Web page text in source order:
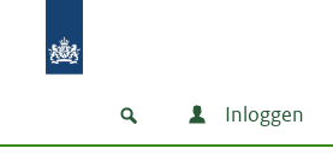
Inloggen